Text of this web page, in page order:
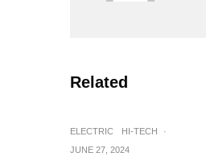
Related
ELECTRIC HI-TECH
·
JUNE 27, 2024